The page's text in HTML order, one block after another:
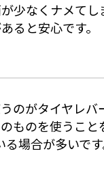
少なくナメて
ると安心です。
のがタイヤレ
ものを使うこ
場合が多いです